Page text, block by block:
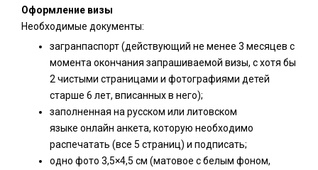
Оформление визы
Необходимые документы:
загранпаспорт (действующий не менее 3 месяцев с
момента окончания запрашиваемой визы, с хотя бы
2 чистыми страницами и фотографиями детей
старше 6 лет, вписанных в него);
заполненная на русском или литовском
языке онлайн анкета, которую необходимо
распечатать (все 5 страниц) и подписать;
одно фото 3,5×4,5 см (матовое с белым фоном,